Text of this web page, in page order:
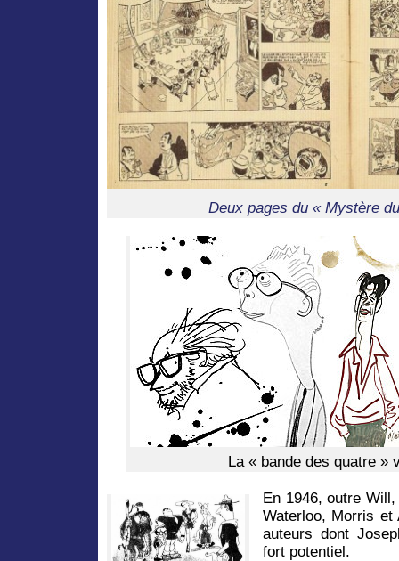
Deux pages du « Mystère
La « bande des quatre »
En 1946, outre
Waterloo, Morris et
auteurs dont
fort potentiel.